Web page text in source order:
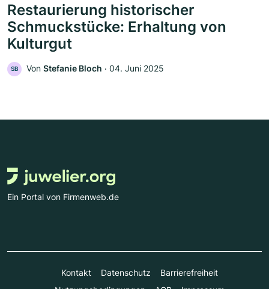
Restaurierung historischer
Schmuckstücke: Erhaltung von
Kulturgut
SB Von Stefanie Bloch ‧ 04. Juni 2025
Ein Portal von Firmenweb.de
Kontakt Datenschutz
Barrierefreiheit